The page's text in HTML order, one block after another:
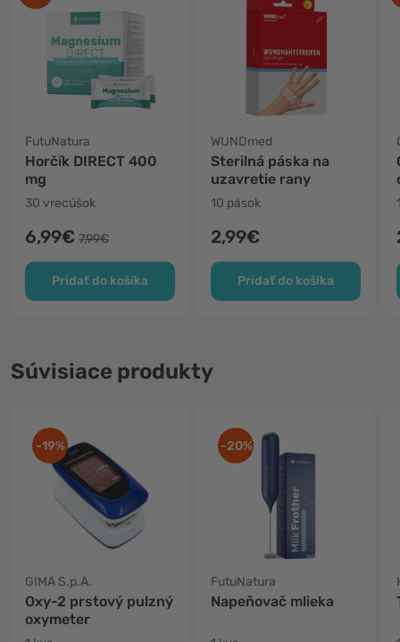
FutuNatura
Horčík DIRECT 400
mg
30 vrecúšok
6,99€ 7,99€
Pridať do košíka
WUNDmed
Sterilná páska na
uzavretie rany
10 pások
2,99€
Pridať do košíka
Súvisiace produkty
-19%
GIMA S.p.A.
Oxy-2 prstový pulzný
oxymeter
-20%
FutuNatura
Napeňovač mlieka